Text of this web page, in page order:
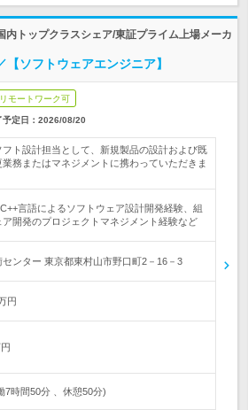
内トップクラスシェア/東証プライム上場メーカ
ソフトウェアエンジニア】
リモートワーク可
予定日： 2026/08/20
ト設計担当として、新規製品の設計および既
務またはマネジメントに携わっていただきま
C++言語によるソフトウェア設計開発経験、組
開発のプロジェクトマネジメント経験など
ンター 東京都東村山市野口町2－16－3
円
7時間50分 、休憩50分)